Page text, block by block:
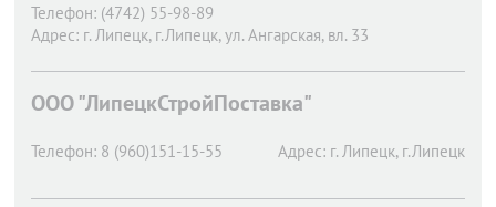
Телефон: (4742) 55-98-89
Адрес: г. Липецк, г.Липецк, ул. Ангарская, вл. 33
ООО "ЛипецкСтройПоставка"
Телефон: 8 (960)151-15-55 Адрес: г. Липецк, г.Липецк